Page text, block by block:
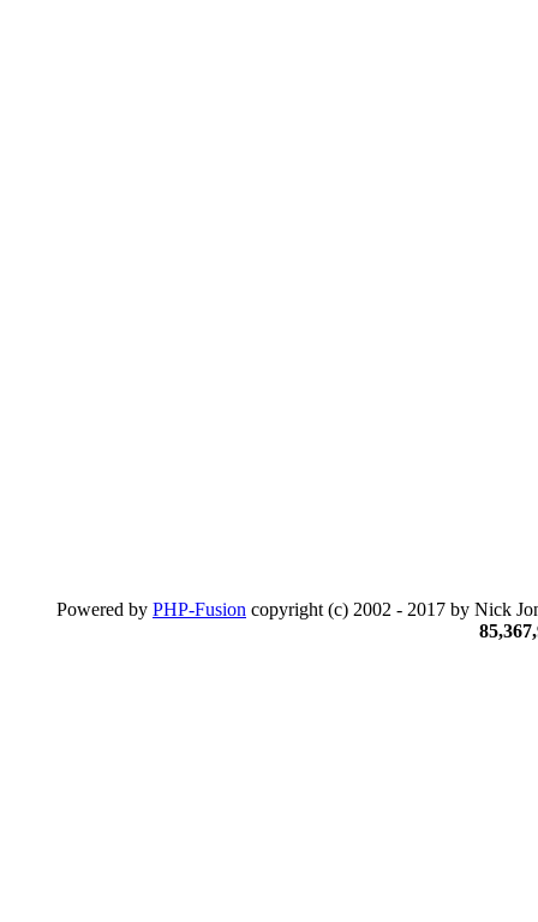
Powered by PHP-Fusion copyright (c) 2002 - 2017 by Nick